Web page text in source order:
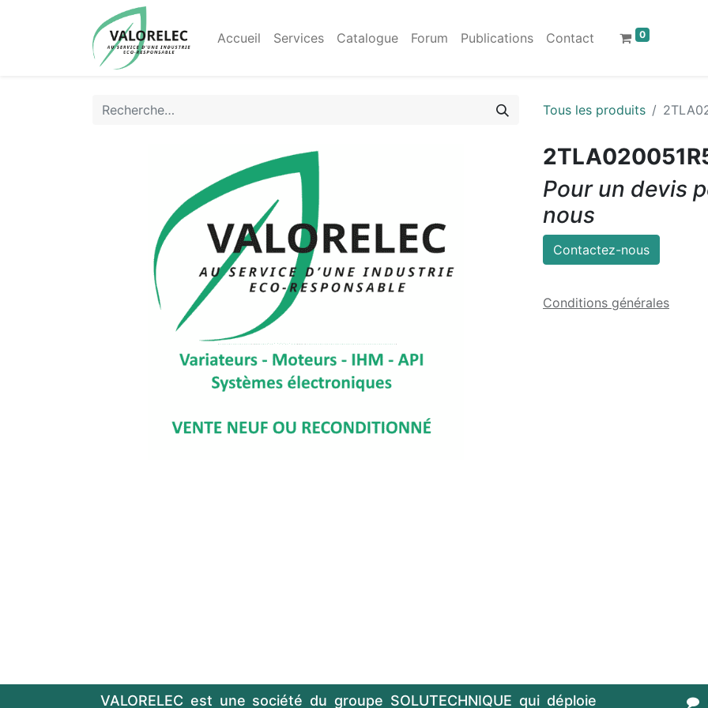
Accueil Services Catalogue Forum Publications Contact 0
Tous les produits
Pour un devis
nous
Contactez-nous
Conditions générales
VALORELEC est une société du groupe SOLUTECHNIQUE qui déploie